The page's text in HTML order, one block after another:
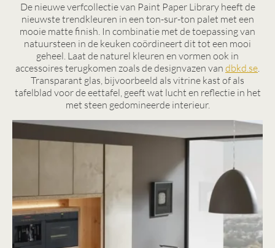
De nieuwe verfcollectie van Paint Paper Library heeft de
nieuwste trendkleuren in een ton-sur-ton palet met een
mooie matte finish. In combinatie met de toepassing van
natuursteen in de keuken coördineert dit tot een mooi
geheel. Laat de naturel kleuren en vormen ook in
accessoires terugkomen zoals de designvazen van dbkd.se.
Transparant glas, bijvoorbeeld als vitrine kast of als
tafelblad voor de eettafel, geeft wat lucht en reflectie in het
met steen gedomineerde interieur.